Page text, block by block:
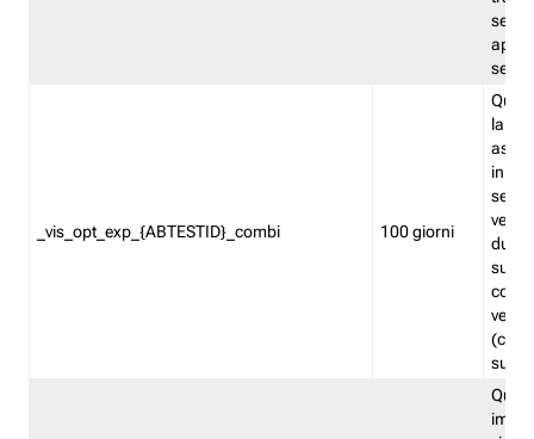
_vis_opt_exp_{ABTESTID}_combi 100 giorni
la
in